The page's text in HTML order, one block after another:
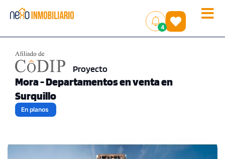
Toggle
4
()
Proyecto
Mora - Departamentos en venta en
Surquillo
En planos